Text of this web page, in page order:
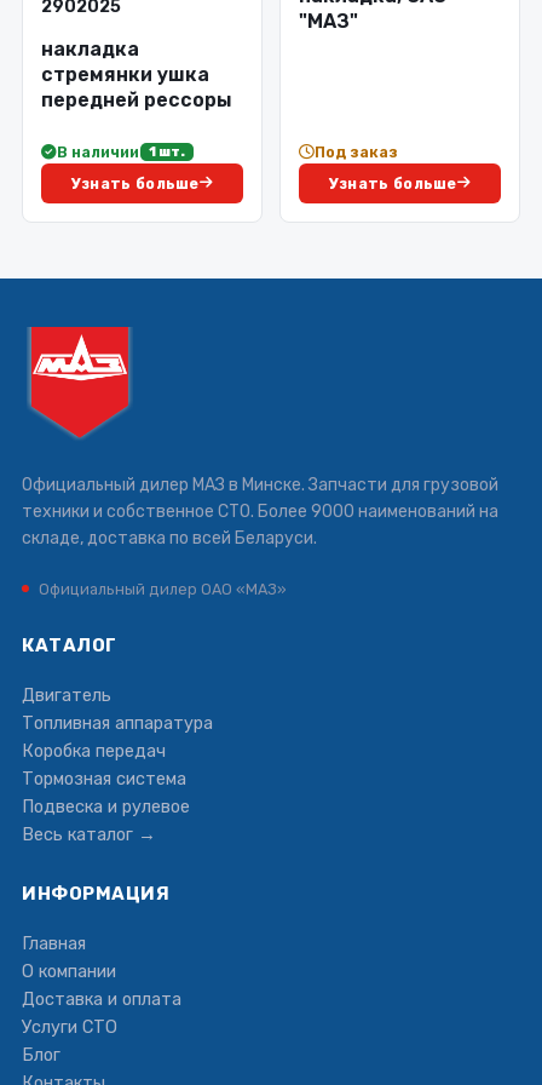
2902025
накладка
стремянки ушка
передней рессоры
В наличии 1 шт.
Узнать больше
"МАЗ"
Под заказ
Узнать больше
Официальный дилер МАЗ в Минске. Запчасти для грузовой
техники и собственное СТО. Более 9000 наименований на
складе, доставка по всей Беларуси.
Официальный дилер ОАО «МАЗ»
КАТАЛОГ
Двигатель
Топливная аппаратура
Коробка передач
Тормозная система
Подвеска и рулевое
Весь каталог →
ИНФОРМАЦИЯ
Главная
О компании
Доставка и оплата
Услуги СТО
Блог